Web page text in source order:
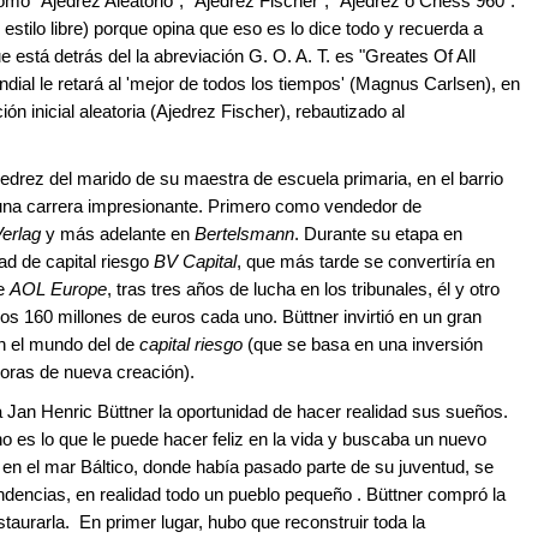
libre) porque opina que eso es lo dice todo y recuerda a
detrás del la abreviación G. O. A. T. es "Greates Of All
le retará al 'mejor de todos los tiempos' (Magnus Carlsen), en
inicial aleatoria (Ajedrez Fischer), rebautizado al
del marido de su maestra de escuela primaria, en el barrio
carrera impresionante. Primero como vendedor de
y más adelante en Bertelsmann. Durante su etapa en
de capital riesgo BV Capital, que más tarde se convertiría en
AOL Europe, tras tres años de lucha en los tribunales, él y otro
160 millones de euros cada uno. Büttner invirtió en un gran
el mundo del de capital riesgo (que se basa en una inversión
de nueva creación).
Henric Büttner la oportunidad de hacer realidad sus sueños.
es lo que le puede hacer feliz en la vida y buscaba un nuevo
el mar Báltico, donde había pasado parte de su juventud, se
en realidad todo un pueblo pequeño . Büttner compró la
En primer lugar, hubo que reconstruir toda la